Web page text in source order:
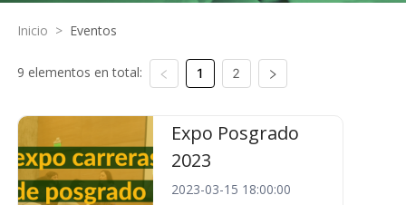
Inicio > Eventos
9 elementos en total: 1 2
Expo Posgrado
2023
2023-03-15 18:00:00